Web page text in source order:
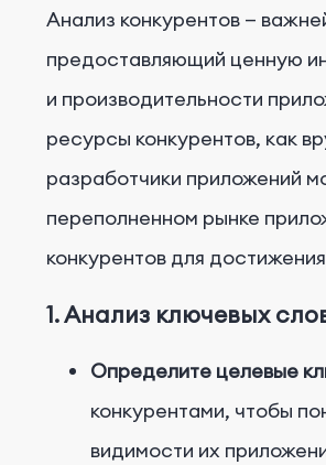
Анализ конкурентов —
предоставляющий ценную
и производительности
ресурсы конкурентов, как
разработчики приложений
переполненном рынке
конкурентов для
1. Анализ ключевых
Определите целевые
конкурентами, чтобы
видимости их